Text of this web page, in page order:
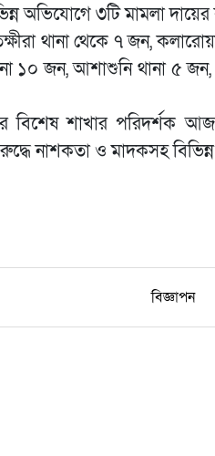
অভিযোগে ৩টি মামলা দায়ের
থানা থেকে ৭ জন,
১০ জন, আশাশুনি থানা ৫ জন,
বিশেষ শাখার পরিদর্শক
নাশকতা ও মাদকসহ
বিজ্ঞাপন